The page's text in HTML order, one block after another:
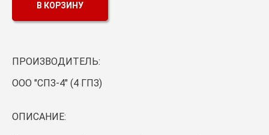
В КОРЗИНУ
ПРОИЗВОДИТЕЛЬ:
ООО "СПЗ-4" (4 ГПЗ)
ОПИСАНИЕ: